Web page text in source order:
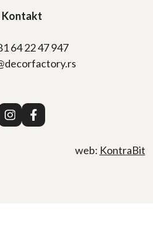
Kontakt
64 22 47 947
web: KontraBit